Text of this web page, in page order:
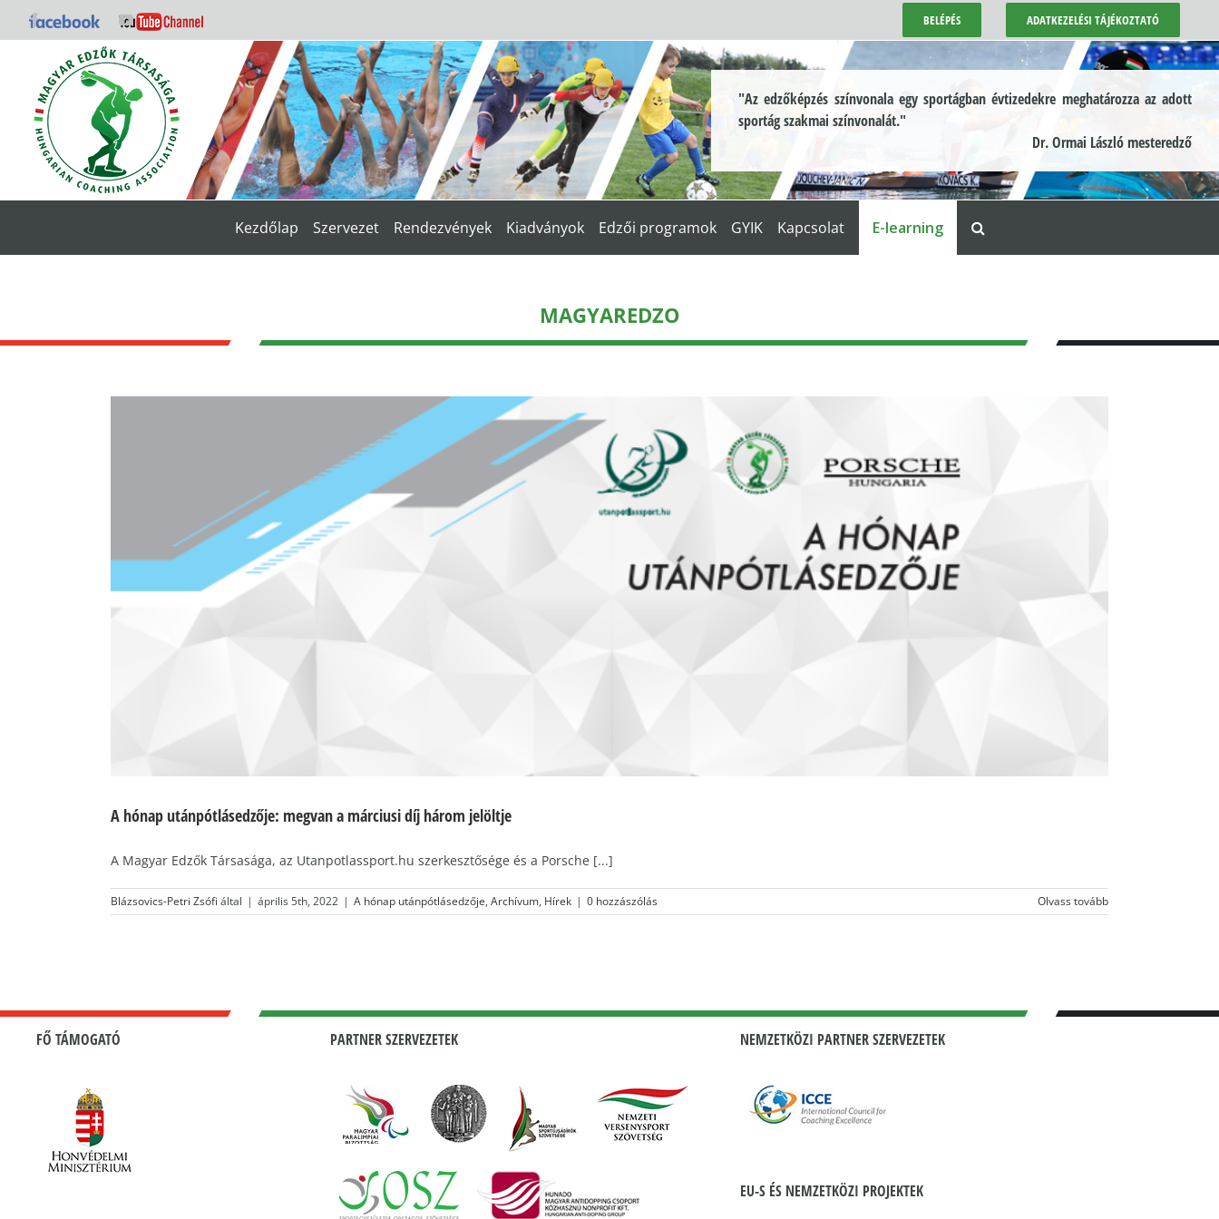
Kihagyás
Facebook YouTube BELÉPÉS ADATKEZELÉSI TÁJÉKOZTATÓ
"Az edzőképzés színvonala egy sportágban évtizedekre meghatározza az adott
sportág szakmai színvonalát."
Dr. Ormai László mesteredző
Kezdőlap Szervezet Rendezvények Kiadványok Edzői programok GYIK Kapcsolat E-learning
MAGYAREDZO
A hónap utánpótlásedzője: megvan a márciusi díj három jelöltje
A Magyar Edzők Társasága, az Utanpotlassport.hu szerkesztősége és a Porsche [...]
Blázsovics-Petri Zsófi által | április 5th, 2022 | A hónap utánpótlásedzője, Archívum, Hírek | 0 hozzászólás Olvass tovább
FŐ TÁMOGATÓ PARTNER SZERVEZETEK NEMZETKÖZI PARTNER SZERVEZETEK
EU-S ÉS NEMZETKÖZI PROJEKTEK